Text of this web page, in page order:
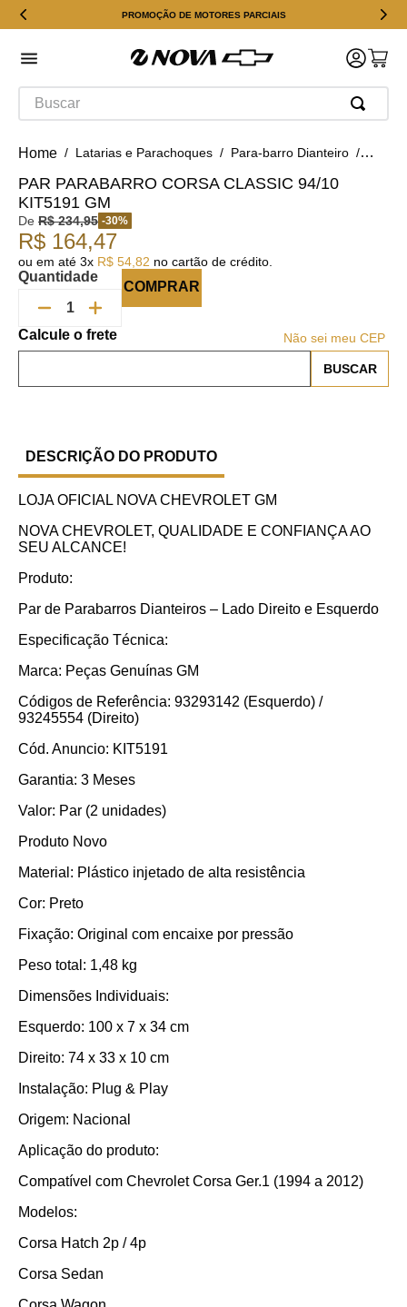
PROMOÇÃO DE MOTORES PARCIAIS
Buscar
Latarias e Parachoques Para-barro Dianteiro Par
PAR PARABARRO CORSA CLASSIC 94/10
KIT5191 GM
De R$ 234,95 -30%
R$ 164,47
ou em até 3x R$ 54 82 no cartão de crédito.
Quantidade
COMPRAR
Não sei meu CEP
DESCRIÇÃO DO PRODUTO
LOJA OFICIAL NOVA CHEVROLET GM
NOVA CHEVROLET, QUALIDADE E CONFIANÇA AO
SEU ALCANCE!
Produto:
Par de Parabarros Dianteiros – Lado Direito e Esquerdo
Especificação Técnica:
Marca: Peças Genuínas GM
Códigos de Referência: 93293142 (Esquerdo) /
93245554 (Direito)
Cód. Anuncio: KIT5191
Garantia: 3 Meses
Valor: Par (2 unidades)
Produto Novo
Material: Plástico injetado de alta resistência
Cor: Preto
Fixação: Original com encaixe por pressão
Peso total: 1,48 kg
Dimensões Individuais:
Esquerdo: 100 x 7 x 34 cm
Direito: 74 x 33 x 10 cm
Instalação: Plug & Play
Origem: Nacional
Aplicação do produto:
Compatível com Chevrolet Corsa Ger.1 (1994 a 2012)
Modelos:
Corsa Hatch 2p / 4p
Corsa Sedan